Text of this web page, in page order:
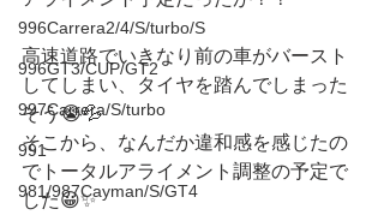
996Carrera2/4/S/turbo/S
996GT3/CUP/GT2
997Carrera/S/turbo
991
981/987Cayman/S/GT4
高速道路でいきなり前の車がバースト
してしまい、タイヤを踏んでしまった
そう😭💦
そこから、なんだか違和感を感じたの
でトータルアライメント調整の予定で
した😀✨